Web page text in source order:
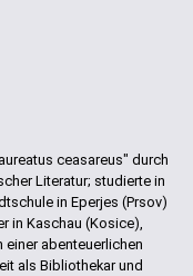
ceasareus" durch
Literatur; studierte in
in Eperjes (Prsov)
in Kaschau (Kosice),
einer abenteuerlichen
als Bibliothekar und